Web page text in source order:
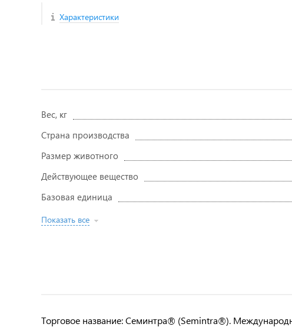
Характеристики
Вес, кг
Страна производства
Размер животного
Действующее вещество
Базовая единица
Показать все
Торговое название: Семинтра® (Semintra®).